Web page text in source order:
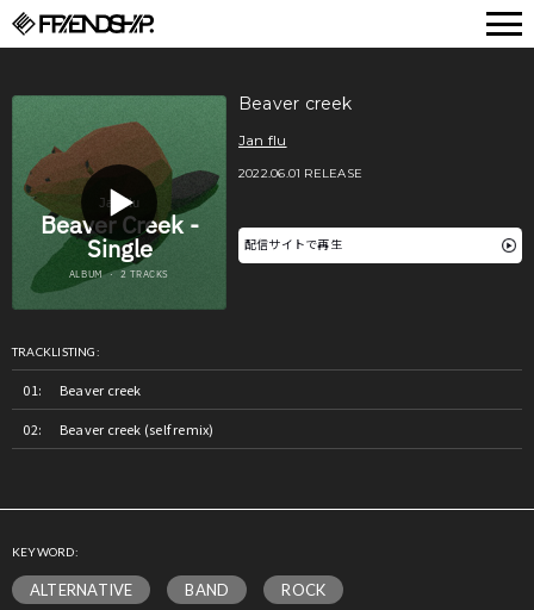
Beaver creek
Jan flu
2022.06.01 RELEASE
配信サイトで再生
TRACKLISTING:
Beaver creek
Beaver creek (self remix)
KEYWORD:
ALTERNATIVE BAND ROCK